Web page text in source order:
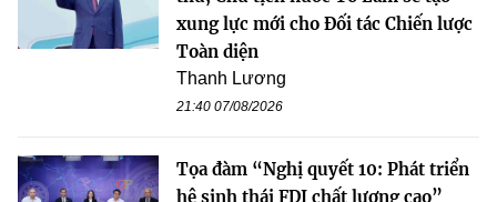
xung lực mới cho Đối tác Chiến lược
Toàn diện
Thanh Lương
21:40 07/08/2026
Tọa đàm “Nghị quyết 10: Phát triển
hệ sinh thái FDI chất lượng cao”